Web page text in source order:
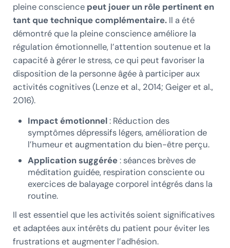
pleine conscience peut jouer un rôle pertinent en
tant que technique complémentaire.Il a été
démontré que la pleine conscience améliore la
régulation émotionnelle, l’attention soutenue et la
capacité à gérer le stress, ce qui peut favoriser la
disposition de la personne âgée à participer aux
activités cognitives (Lenze et al., 2014; Geiger et al.,
2016).
Impact émotionnel: Réduction des
symptômes dépressifs légers, amélioration de
l’humeur et augmentation du bien-être perçu.
Application suggérée: séances brèves de
méditation guidée, respiration consciente ou
exercices de balayage corporel intégrés dans la
routine.
Il est essentiel que les activités soient significatives
et adaptées aux intérêts du patient pour éviter les
frustrations et augmenter l’adhésion.